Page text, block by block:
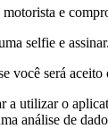
e
selfie e assinar.
você será
utilizar o
análise de